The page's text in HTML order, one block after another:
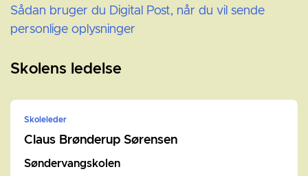
Sådan bruger du Digital Post, når du vil sende
personlige oplysninger
Skolens ledelse
Skoleleder
Claus Brønderup Sørensen
Søndervangskolen